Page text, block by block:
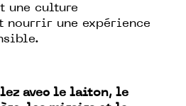
une culture
nourrir une expérience
avec le laiton, le